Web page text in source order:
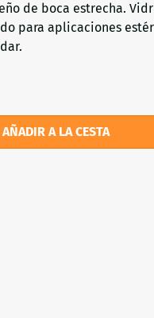
de boca estrecha.
para aplicaciones
AÑADIR A LA CESTA